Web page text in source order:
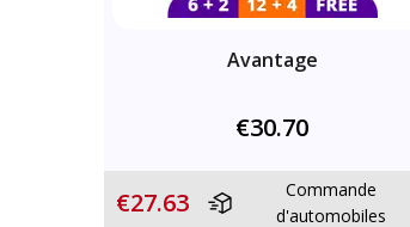
Avantage
€30.70
€27.63
Commande
d'automobiles